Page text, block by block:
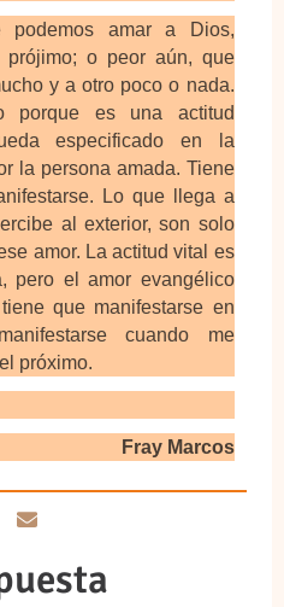
podemos amar a Dios,
o peor aún, que
y a otro poco o nada.
porque es una actitud
especificado en la
la persona amada. Tiene
Lo que llega a
al exterior, son solo
amor. La actitud vital es
pero el amor evangélico
que manifestarse en
cuando me
próximo.
Fray Marcos